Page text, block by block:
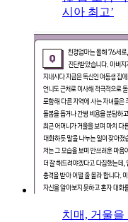
시아 최고’
치매, 거울을